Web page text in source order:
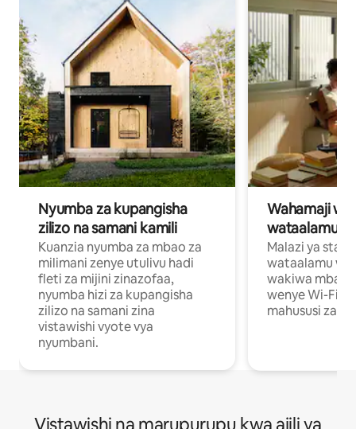
Nyumba za kupangisha
zilizo na samani kamili
Kuanzia nyumba za mbao za
milimani zenye utulivu hadi
fleti za mijini zinazofaa,
nyumba hizi za kupangisha
zilizo na samani zina
vistawishi vyote vya
nyumbani.
Wahamaji
wataalamu
Malazi ya
wataalamu
wakiwa mbali
wenye Wi-Fi
mahususi za